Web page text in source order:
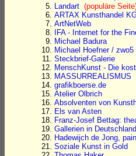
Landart (populäre
ARTAX Kunsthandel
ArtNetWeb
IFA - Internet for the
Michael Badura
Michael Hoefner /
Steckbrief-Galerie
MenschKunst - Die
MASSURREALISMUS
grafikboerse.de
Atelier Olbrich
Absolventen von
Els van Asten
Franz-Josef Bettag:
Gallerien in
Hadewijch de Jong,
Soziale Kunst in Gold